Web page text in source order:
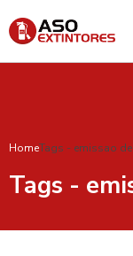
HomeTags - emissao
Tags -